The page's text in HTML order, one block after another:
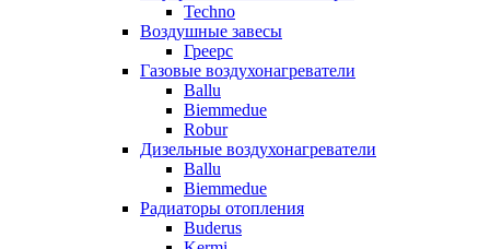
Techno
Воздушные завесы
Греерс
Газовые воздухонагреватели
Ballu
Biemmedue
Robur
Дизельные воздухонагреватели
Ballu
Biemmedue
Радиаторы отопления
Buderus